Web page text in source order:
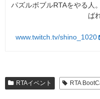
パズルボブルRTAをやる人
ば
www.twitch.tv/shino_1020
RTAイベント RTA